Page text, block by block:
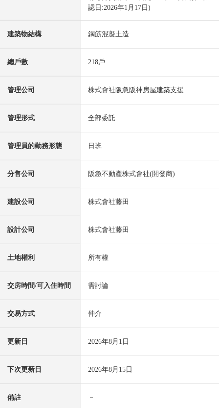
認日:2026年1月17日)
建築物結構 鋼筋混凝土造
總戶數 218戶
管理公司 株式會社阪急阪神房屋建築支援
管理形式 全部委託
管理員的勤務形態 日班
分售公司 阪急不動產株式會社(開發商)
建設公司 株式會社藤田
設計公司 株式會社藤田
土地權利 所有權
交房時間/可入住時間 需討論
交易方式 仲介
更新日 2026年8月1日
下次更新日 2026年8月15日
備註 －